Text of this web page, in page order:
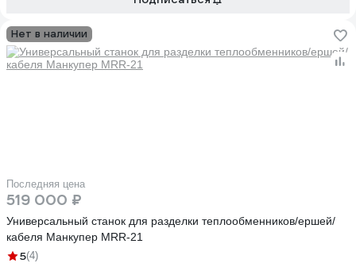
Нет в наличии
Последняя цена
519 000 ₽
Универсальный станок для разделки теплообменников/ершей/
кабеля Манкупер MRR-21
5(4)